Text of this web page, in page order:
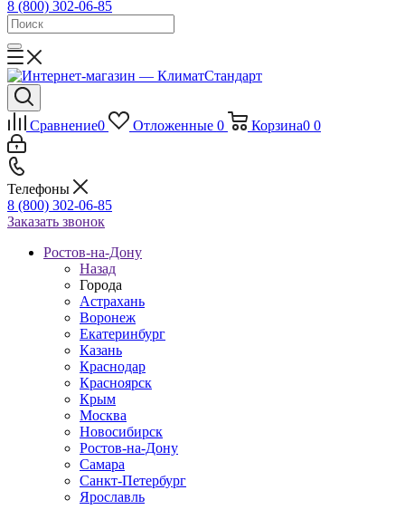
8 (800) 302-06-85
Сравнение0 Отложенные 0 Корзина0 0
Телефоны
8 (800) 302-06-85
Заказать звонок
Ростов-на-Дону
Назад
Города
Астрахань
Воронеж
Екатеринбург
Казань
Краснодар
Красноярск
Крым
Москва
Новосибирск
Ростов-на-Дону
Самара
Санкт-Петербург
Ярославль